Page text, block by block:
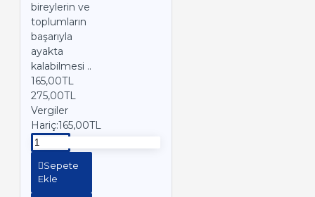
bireylerin ve
toplumların
başarıyla
ayakta
kalabilmesi ..
165,00TL
275,00TL
Vergiler
Hariç:165,00TL
Sepete
Ekle